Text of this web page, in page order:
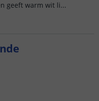
geeft warm wit li...